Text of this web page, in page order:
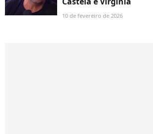
10 de fevereiro de 2026